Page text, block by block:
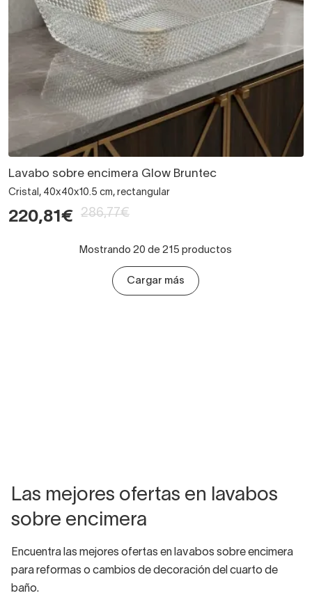
Lavabo sobre encimera Glow Bruntec
Cristal, 40x40x10.5 cm, rectangular
220,81€ 286,77€
Mostrando 20 de 215 productos
Cargar más
Las mejores ofertas en lavabos
sobre encimera
Encuentra las mejores ofertas en lavabos sobre encimera
para reformas o cambios de decoración del cuarto de
baño.